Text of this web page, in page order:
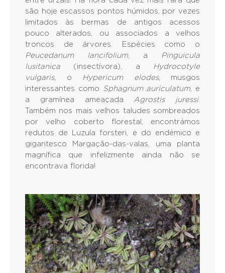
são hoje escassos pontos húmidos, por vezes
limitados às bermas de antigos acessos
pouco alterados, ou associados a velhos
troncos de árvores. Espécies como o
Peucedanum lancifolium, a Pinguicula
lusitanica (insectívora), a Hydrocotyle
vulgaris, o Hypericum elodes, musgos
interessantes como Sphagnum auriculatum, e
a gramínea ameaçada Agrostis juressi.
Também nos mais velhos taludes sombreados
por velho coberto florestal, encontrámos
redutos de Luzula forsteri, e do endémico e
gigantesco Margação-das-valas, uma planta
magnífica que infelizmente ainda não se
encontrava florida!